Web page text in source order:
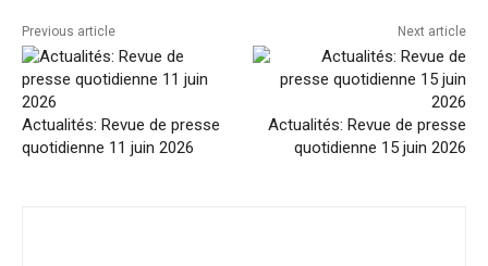
Previous article
Actualités: Revue de presse
quotidienne 11 juin 2026
Next article
Actualités: Revue de presse
quotidienne 15 juin 2026